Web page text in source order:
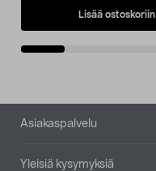
Lisää ostoskoriin
Alatunniste
Asiakaspalvelu
Yleisiä kysymyksiä